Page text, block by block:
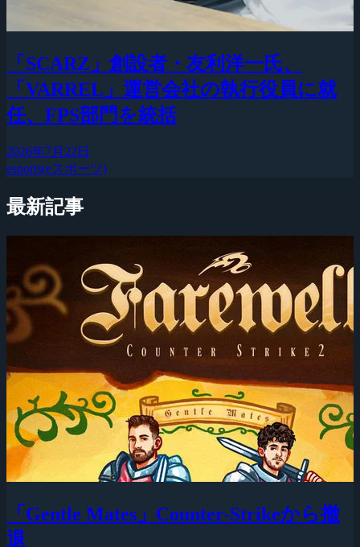
「SCARZ」創設者・友利洋一氏、
「VARREL」運営会社の執行役員に就
任、FPS部門を統括
2026年7月22日
esports(eスポーツ)
最新記事
「Gentle Mates」Counter-Strikeから撤
退